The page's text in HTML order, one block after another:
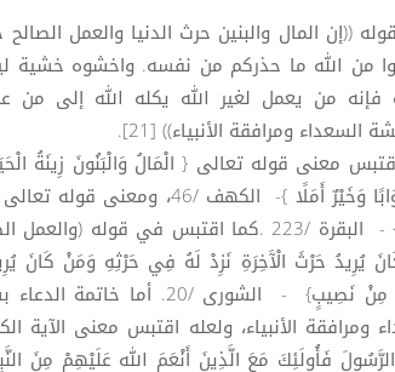
((إن المال والبنين حرث الدنيا والعمل
من الله ما حذركم من نفسه. واخشوه خشية
من يعمل لغير الله يكله الله إلى من
السعداء ومرافقة الأنبياء)) [21].
معنى قوله تعالى { الْمَالُ وَالْبَنُونَ زِينَةُ
رَبِّكَ ثَوَابًا وَخَيْرٌ أَمَلًا }- الكهف
شِئْتُمْ} - البقرة /223 .كما اقتبس في قوله
يُرِيدُ حَرْثَ الْآَخِرَةِ نَزِدْ لَهُ فِي حَرْثِهِ وَمَنْ كَانَ
الْآَخِرَةِ مِنْ نَصِيبٍ} - الشورى /
ومرافقة الأنبياء، ولعله اقتبس معنى
فَأُولَئِكَ مَعَ الَّذِينَ أَنْعَمَ الله عَلَيْهِمْ مِنَ